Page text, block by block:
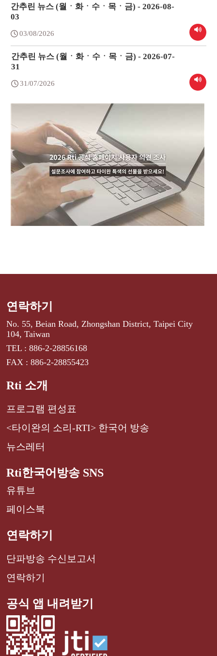
간추린 뉴스 (월ㆍ화ㆍ수ㆍ목ㆍ금) - 2026-08-
03
03/08/2026
간추린 뉴스 (월ㆍ화ㆍ수ㆍ목ㆍ금) - 2026-07-
31
31/07/2026
연락하기
No. 55, Beian Road, Zhongshan District, Taipei City
104, Taiwan
TEL : 886-2-28856168
FAX : 886-2-28855423
Rti 소개
프로그램 편성표
<타이완의 소리-RTI> 한국어 방송
뉴스레터
Rti한국어방송 SNS
유튜브
페이스북
연락하기
단파방송 수신보고서
연락하기
공식 앱 내려받기